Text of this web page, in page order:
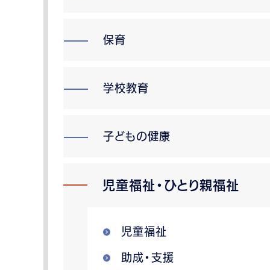
保育
学校教育
子どもの健康
児童福祉・ひとり親福祉
児童福祉
助成・支援